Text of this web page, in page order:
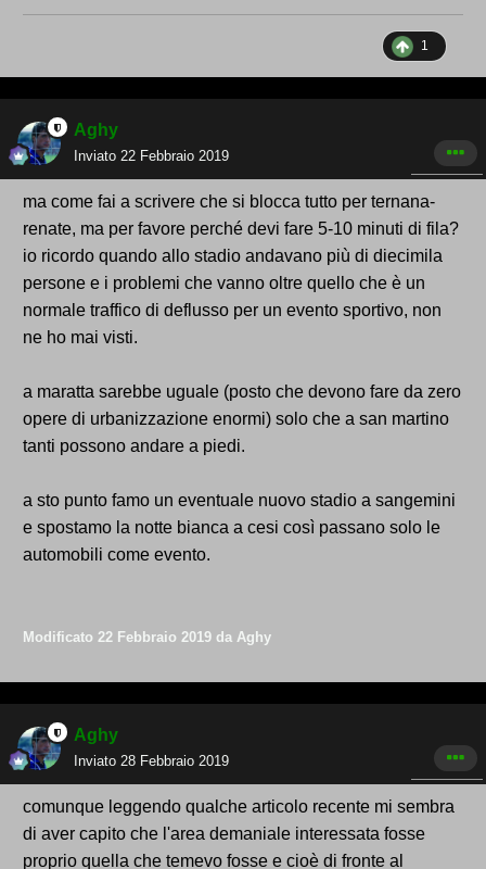
1
Aghy
Inviato 22 Febbraio 2019
ma come fai a scrivere che si blocca tutto per ternana-
renate, ma per favore perché devi fare 5-10 minuti di fila?
io ricordo quando allo stadio andavano più di diecimila
persone e i problemi che vanno oltre quello che è un
normale traffico di deflusso per un evento sportivo, non
ne ho mai visti.
a maratta sarebbe uguale (posto che devono fare da zero
opere di urbanizzazione enormi) solo che a san martino
tanti possono andare a piedi.
a sto punto famo un eventuale nuovo stadio a sangemini
e spostamo la notte bianca a cesi così passano solo le
automobili come evento.
Modificato 22 Febbraio 2019 da Aghy
Aghy
Inviato 28 Febbraio 2019
comunque leggendo qualche articolo recente mi sembra
di aver capito che l'area demaniale interessata fosse
proprio quella che temevo fosse e cioè di fronte al